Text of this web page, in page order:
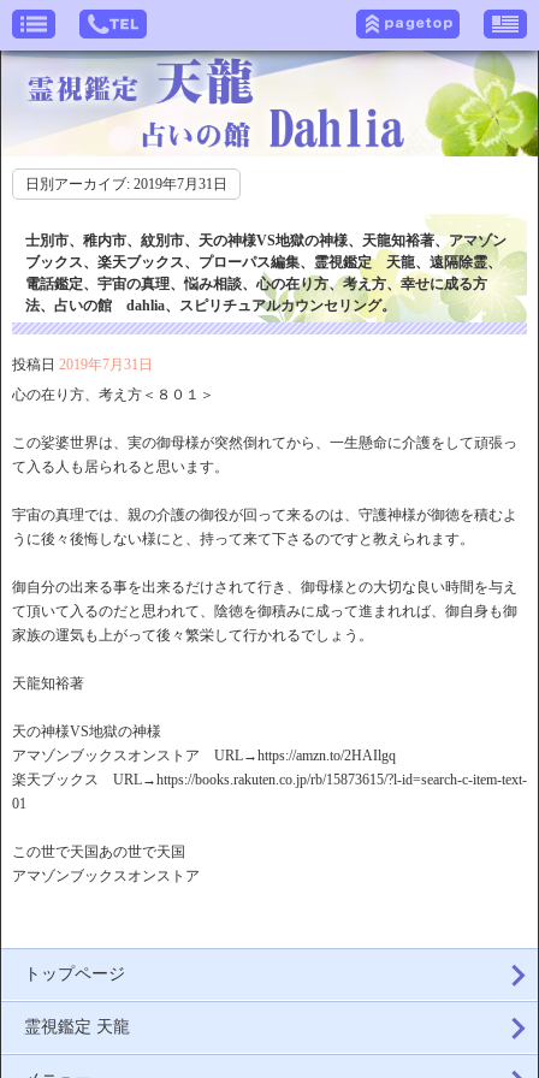
日別アーカイブ: 2019年7月31日
士別市、稚内市、紋別市、天の神様VS地獄の神様、天龍知裕著、アマゾン
ブックス、楽天ブックス、プローパス編集、霊視鑑定 天龍、遠隔除霊、
電話鑑定、宇宙の真理、悩み相談、心の在り方、考え方、幸せに成る方
法、占いの館 dahlia、スピリチュアルカウンセリング。
投稿日 2019年7月31日
心の在り方、考え方＜８０１＞
この娑婆世界は、実の御母様が突然倒れてから、一生懸命に介護をして頑張っ
て入る人も居られると思います。
宇宙の真理では、親の介護の御役が回って来るのは、守護神様が御徳を積むよ
うに後々後悔しない様にと、持って来て下さるのですと教えられます。
御自分の出来る事を出来るだけされて行き、御母様との大切な良い時間を与え
て頂いて入るのだと思われて、陰徳を御積みに成って進まれれば、御自身も御
家族の運気も上がって後々繁栄して行かれるでしょう。
天龍知裕著
天の神様VS地獄の神様
アマゾンブックスオンストア URL→https://amzn.to/2HAIlgq
楽天ブックス URL→https://books.rakuten.co.jp/rb/15873615/?l-id=search-c-item-text-
01
この世で天国あの世で天国
アマゾンブックスオンストア
トップページ
霊視鑑定 天龍